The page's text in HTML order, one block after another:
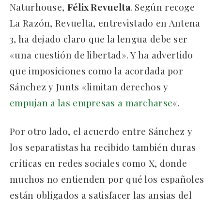
Naturhouse, Félix Revuelta. Según recoge
La Razón, Revuelta, entrevistado en Antena
3, ha dejado claro que la lengua debe ser
«una cuestión de libertad». Y ha advertido
que imposiciones como la acordada por
Sánchez y Junts «limitan derechos y
empujan a las empresas a marcharse«.
Por otro lado, el acuerdo entre Sánchez y
los separatistas ha recibido también duras
críticas en redes sociales como X, donde
muchos no entienden por qué los españoles
están obligados a satisfacer las ansias del